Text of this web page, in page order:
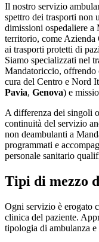
Il nostro servizio
spettro dei trasporti non
dimissioni ospedaliere
territorio, come Azienda
ai trasporti protetti di
Siamo specializzati nel
Mandatoriccio, offrendo
cura del Centro e Nord
Pavia, Genova) e
A differenza dei singoli
continuità del servizio
non deambulanti a
programmati e
personale sanitario
Tipi di mezzo
Ogni servizio è erogato
clinica del paziente.
tipologia di ambulanza e